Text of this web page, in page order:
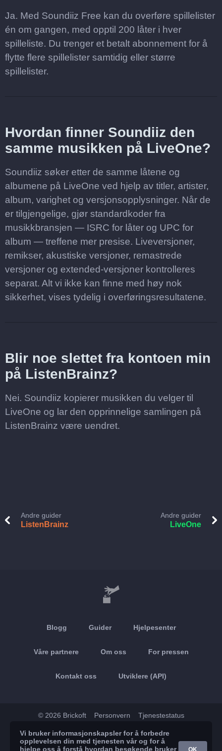
Ja. Med Soundiiz Free kan du overføre spillelister
én om gangen, med opptil 200 låter i hver
spilleliste. Du trenger et betalt abonnement for å
flytte flere spillelister samtidig eller større
spillelister.
Hvordan finner Soundiiz den
samme musikken på LiveOne?
Soundiiz søker etter de samme låtene og
albumene på LiveOne ved hjelp av titler, artister,
album, varighet og versjonsopplysninger. Når de
er tilgjengelige, gjør standardkoder fra
musikkbransjen — ISRC for låter og UPC for
album — treffene mer presise. Liveversjoner,
remikser, akustiske versjoner, remastrede
versjoner og extended-versjoner kontrolleres
separat. Alt vi ikke kan finne med høy nok
sikkerhet, vises tydelig i overføringsresultatene.
Blir noe slettet fra kontoen min
på ListenBrainz?
Nei. Soundiiz kopierer musikken du velger til
LiveOne og lar den opprinnelige samlingen på
ListenBrainz være uendret.
Andre guider
ListenBrainz
Andre guider
LiveOne
Blogg Guider Hjelpesenter
Våre partnere Om oss For pressen
Kontakt oss Utviklere (API)
© 2026 Brickoft Personvern Tjenestestatus
App Store Google Play
Vi bruker informasjonskapsler for å forbedre
opplevelsen din med tjenesten vår og for å
hjelpe oss å forstå hvordan besøkende bruker
OK